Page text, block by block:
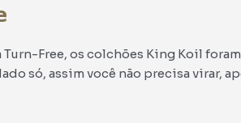
Free, os colchões King Koil
só, assim você não precisa virar,